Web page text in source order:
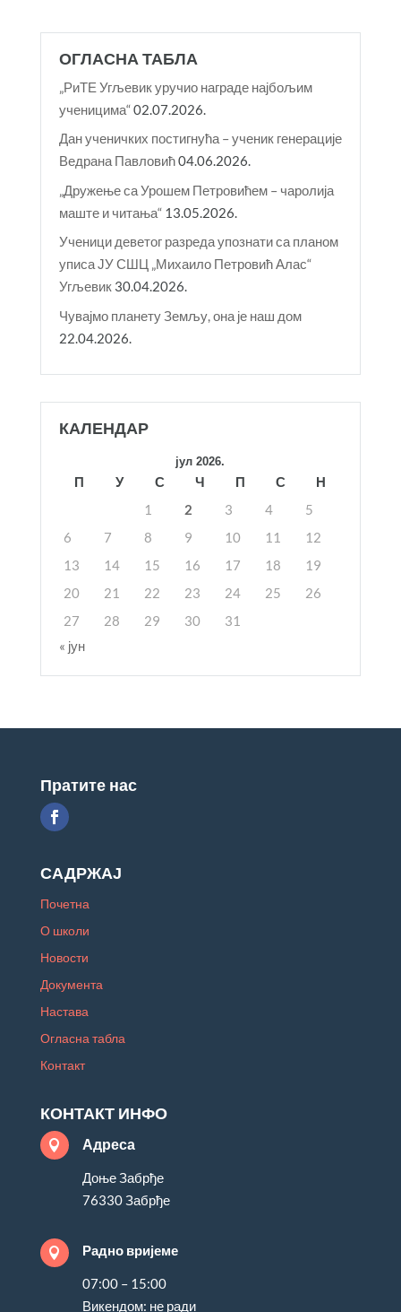
ОГЛАСНА ТАБЛА
„РиТЕ Угљевик уручио награде најбољим
ученицима“02.07.2026.
Дан ученичких постигнућа – ученик генерације
Ведрана Павловић04.06.2026.
„Дружење са Урошем Петровићем – чаролија
маште и читања“ 13.05.2026.
Ученици деветог разреда упознати са планом
уписа ЈУ СШЦ „Михаило Петровић Алас“
Угљевик 30.04.2026.
Чувајмо планету Земљу, она је наш дом
22.04.2026.
КАЛЕНДАР
јул 2026.
П У С Ч П С
Н
1
2 3 4
5
6
7 8 9 10 11
12
13
14 15 16 17 18
19
20
21 22 23 24 25
26
27
28 29 30
31
« јун
Пратите нас
САДРЖАЈ
Почетна
О школи
Новости
Документа
Настава
Огласна табла
Контакт
КОНТАКТ ИНФО
 Адреса
Доње Забрђе
76330 Забрђе
 Радно вријеме
07:00 – 15:00
Викендом: не ради